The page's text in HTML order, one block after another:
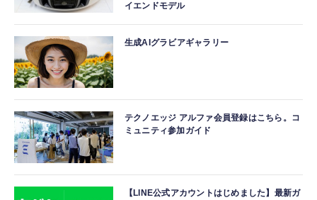
イエンドモデル
生成AIグラビアギャラリー
テクノエッジ アルファ会員登録はこちら。コ
ミュニティ参加ガイド
【LINE公式アカウントはじめました】最新ガ